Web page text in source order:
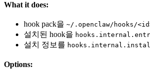
What it does:
hook pack을 ~/.openclaw/hooks/
설치된 hook을
설치 정보를
Options: